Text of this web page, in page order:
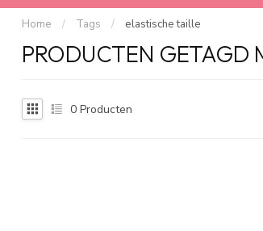
Home / Tags / elastische taille
PRODUCTEN GETAGD
0 Producten